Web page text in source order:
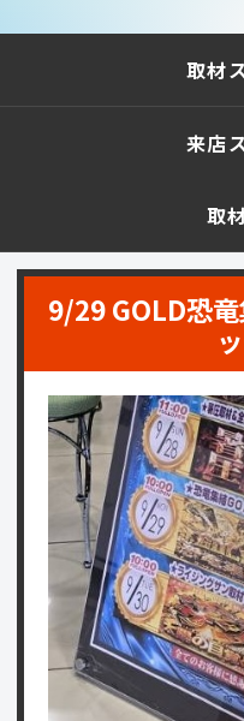
取材
来店
取
9/29 GOLD恐